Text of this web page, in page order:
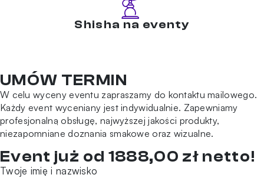
Shisha na eventy
UMÓW TERMIN
W celu wyceny eventu zapraszamy do kontaktu mailowego.
Każdy event wyceniany jest indywidualnie. Zapewniamy
profesjonalną obsługę, najwyższej jakości produkty,
niezapomniane doznania smakowe oraz wizualne.
Event już od 1888,00 zł netto!
Twoje imię i nazwisko